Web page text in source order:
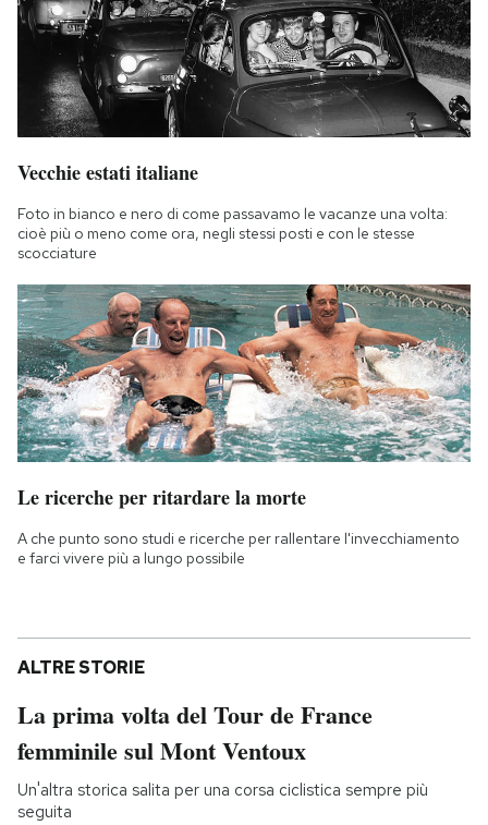
Vecchie estati italiane
Foto in bianco e nero di come passavamo le vacanze una volta:
cioè più o meno come ora, negli stessi posti e con le stesse
scocciature
Le ricerche per ritardare la morte
A che punto sono studi e ricerche per rallentare l'invecchiamento
e farci vivere più a lungo possibile
ALTRE STORIE
La prima volta del Tour de France
femminile sul Mont Ventoux
Un'altra storica salita per una corsa ciclistica sempre più
seguita